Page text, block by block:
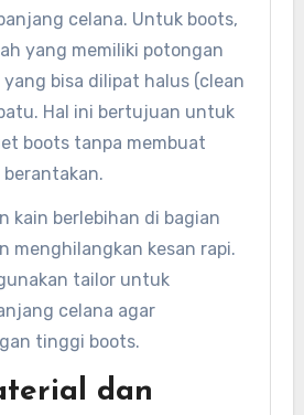
celana. Untuk boots,
yang memiliki potongan
bisa dilipat halus (clean
Hal ini bertujuan untuk
boots tanpa membuat
kain berlebihan di bagian
menghilangkan kesan rapi.
tailor untuk
celana agar
tinggi boots.
dan